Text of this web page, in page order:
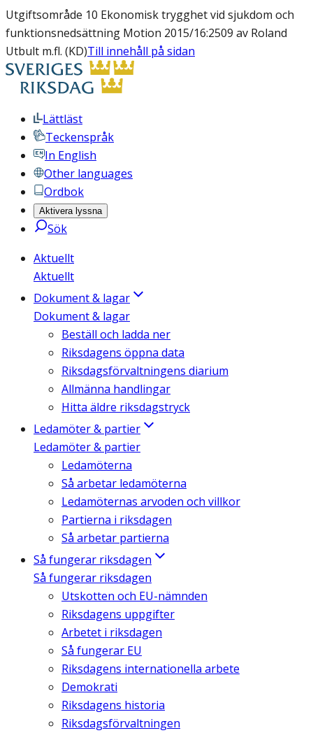
Utgiftsområde 10 Ekonomisk trygghet vid sjukdom och
funktionsnedsättning Motion 2015/16:2509 av Roland
Utbult m.fl. (KD)Till innehåll på sidan
Lättläst
Teckenspråk
In English
Other languages
Ordbok
Aktivera lyssna
Sök
Aktuellt
Aktuellt
Dokument & lagar
Dokument & lagar
Beställ och ladda ner
Riksdagens öppna data
Riksdagsförvaltningens diarium
Allmänna handlingar
Hitta äldre riksdagstryck
Ledamöter & partier
Ledamöter & partier
Ledamöterna
Så arbetar ledamöterna
Ledamöternas arvoden och villkor
Partierna i riksdagen
Så arbetar partierna
Så fungerar riksdagen
Så fungerar riksdagen
Utskotten och EU-nämnden
Riksdagens uppgifter
Arbetet i riksdagen
Så fungerar EU
Riksdagens internationella arbete
Demokrati
Riksdagens historia
Riksdagsförvaltningen